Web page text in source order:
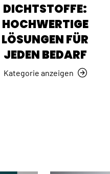
DICHTSTOFFE:
HOCHWERTIGE
LÖSUNGEN FÜR
JEDEN BEDARF
Kategorie anzeigen